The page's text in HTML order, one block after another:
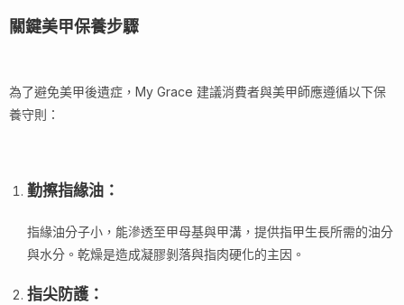
關鍵美甲保養步驟
為了避免美甲後遺症，My Grace 建議消費者與美甲師應遵循以下保
養守則：
勤擦指緣油 ：
指緣油分子小，能滲透至甲母基與甲溝，提供指甲生長所需的油分
與水分。乾燥是造成凝膠剝落與指肉硬化的主因。
指尖防護 ：